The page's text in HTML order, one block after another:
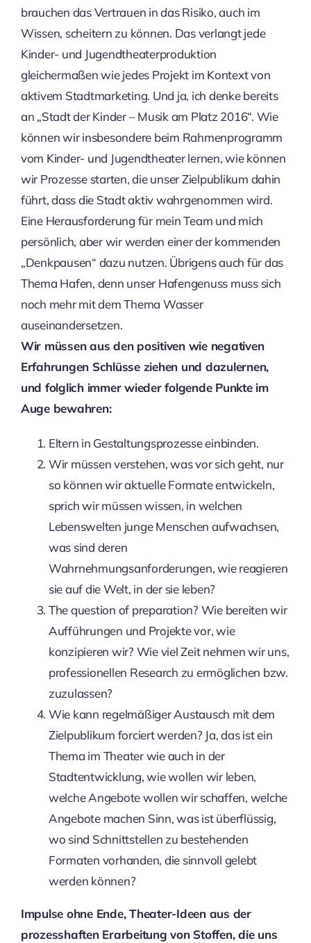
brauchen das Vertrauen in das Risiko, auch im
Wissen, scheitern zu können. Das verlangt jede
Kinder- und Jugendtheaterproduktion
gleichermaßen wie jedes Projekt im Kontext von
aktivem Stadtmarketing. Und ja, ich denke bereits
an „Stadt der Kinder – Musik am Platz 2016“. Wie
können wir insbesondere beim Rahmenprogramm
vom Kinder- und Jugendtheater lernen, wie können
wir Prozesse starten, die unser Zielpublikum dahin
führt, dass die Stadt aktiv wahrgenommen wird.
Eine Herausforderung für mein Team und mich
persönlich, aber wir werden einer der kommenden
„Denkpausen“ dazu nutzen. Übrigens auch für das
Thema Hafen, denn unser Hafengenuss muss sich
noch mehr mit dem Thema Wasser
auseinandersetzen.
Wir müssen aus den positiven wie negativen
Erfahrungen Schlüsse ziehen und dazulernen,
und folglich immer wieder folgende Punkte im
Auge bewahren:
Eltern in Gestaltungsprozesse einbinden.
Wir müssen verstehen, was vor sich geht, nur
so können wir aktuelle Formate entwickeln,
sprich wir müssen wissen, in welchen
Lebenswelten junge Menschen aufwachsen,
was sind deren
Wahrnehmungsanforderungen, wie reagieren
sie auf die Welt, in der sie leben?
The question of preparation? Wie bereiten wir
Aufführungen und Projekte vor, wie
konzipieren wir? Wie viel Zeit nehmen wir uns,
professionellen Research zu ermöglichen bzw.
zuzulassen?
Wie kann regelmäßiger Austausch mit dem
Zielpublikum forciert werden? Ja, das ist ein
Thema im Theater wie auch in der
Stadtentwicklung, wie wollen wir leben,
welche Angebote wollen wir schaffen, welche
Angebote machen Sinn, was ist überflüssig,
wo sind Schnittstellen zu bestehenden
Formaten vorhanden, die sinnvoll gelebt
werden können?
Impulse ohne Ende, Theater-Ideen aus der
prozesshaften Erarbeitung von Stoffen, die uns